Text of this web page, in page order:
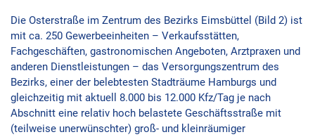
Die Osterstraße im Zentrum des Bezirks Eimsbüttel (Bild 2) ist
mit ca. 250 Gewerbeeinheiten – Verkaufsstätten,
Fachgeschäften, gastronomischen Angeboten, Arztpraxen und
anderen Dienstleistungen – das Versorgungszentrum des
Bezirks, einer der belebtesten Stadträume Hamburgs und
gleichzeitig mit aktuell 8.000 bis 12.000 Kfz/Tag je nach
Abschnitt eine relativ hoch belastete Geschäftsstraße mit
(teilweise unerwünschter) groß- und kleinräumiger